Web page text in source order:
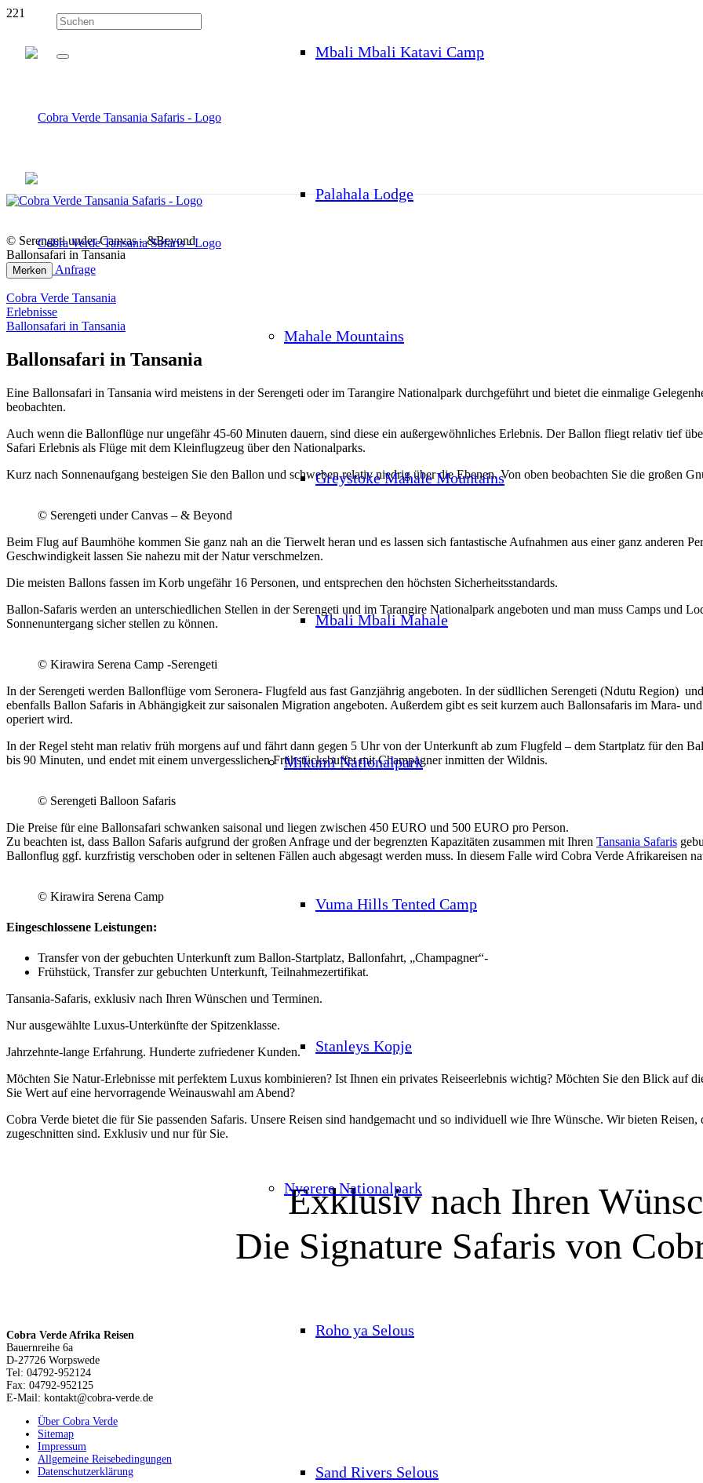
Mbali Mbali Katavi Camp
Palahala Lodge
Mahale Mountains
Greystoke Mahale Mountains
Mbali Mbali Mahale
Mikumi Nationalpark
Vuma Hills Tented Camp
Stanleys Kopje
Nyerere Nationalpark
Roho ya Selous
Sand Rivers Selous
© Serengeti under Canvas - &Beyond
Ballonsafari in Tansania
Merken Anfrage
Cobra Verde Tansania
Erlebnisse
Ballonsafari in Tansania
Ballonsafari in Tansania
Eine Ballonsafari in Tansania wird meistens in der Serengeti oder im Tarangire Nationalpark durchgeführt und bietet die einmalige
beobachten.
Auch wenn die Ballonflüge nur ungefähr 45-60 Minuten dauern, sind diese ein außergewöhnliches Erlebnis. Der Ballon fliegt relativ tief
Safari Erlebnis als Flüge mit dem Kleinflugzeug über den Nationalparks.
Kurz nach Sonnenaufgang besteigen Sie den Ballon und schweben relativ niedrig über die Ebenen. Von oben beobachten Sie die großen
© Serengeti under Canvas – & Beyond
Beim Flug auf Baumhöhe kommen Sie ganz nah an die Tierwelt heran und es lassen sich fantastische Aufnahmen aus einer ganz anderen
Geschwindigkeit lassen Sie nahezu mit der Natur verschmelzen.
Die meisten Ballons fassen im Korb ungefähr 16 Personen, und entsprechen den höchsten Sicherheitsstandards.
Ballon-Safaris werden an unterschiedlichen Stellen in der Serengeti und im Tarangire Nationalpark angeboten und man muss Camps und
Sonnenuntergang sicher stellen zu können.
© Kirawira Serena Camp -Serengeti
In der Serengeti werden Ballonflüge vom Seronera- Flugfeld aus fast Ganzjährig angeboten. In der südllichen Serengeti (Ndutu Region)
ebenfalls Ballon Safaris in Abhängigkeit zur saisonalen Migration angeboten. Außerdem gibt es seit kurzem auch Ballonsafaris im Mara-
operiert wird.
In der Regel steht man relativ früh morgens auf und fährt dann gegen 5 Uhr von der Unterkunft ab zum Flugfeld – dem Startplatz für den
bis 90 Minuten, und endet mit einem unvergesslichen Frühstücksbuffet mit Champagner inmitten der Wildnis.
© Serengeti Balloon Safaris
Die Preise für eine Ballonsafari schwanken saisonal und liegen zwischen 450 EURO und 500 EURO pro Person.
Zu beachten ist, dass Ballon Safaris aufgrund der großen Anfrage und der begrenzten Kapazitäten zusammen mit Ihren Tansania Safaris
Ballonflug ggf. kurzfristig verschoben oder in seltenen Fällen auch abgesagt werden muss. In diesem Falle wird Cobra Verde Afrikareisen
© Kirawira Serena Camp
Eingeschlossene Leistungen:
Transfer von der gebuchten Unterkunft zum Ballon-Startplatz, Ballonfahrt, „Champagner“-
Frühstück, Transfer zur gebuchten Unterkunft, Teilnahmezertifikat.
Tansania-Safaris, exklusiv nach Ihren Wünschen und Terminen.
Nur ausgewählte Luxus-Unterkünfte der Spitzenklasse.
Jahrzehnte-lange Erfahrung. Hunderte zufriedener Kunden.
Möchten Sie Natur-Erlebnisse mit perfektem Luxus kombinieren? Ist Ihnen ein privates Reiseerlebnis wichtig? Möchten Sie den Blick auf
Sie Wert auf eine hervorragende Weinauswahl am Abend?
Cobra Verde bietet die für Sie passenden Safaris. Unsere Reisen sind handgemacht und so individuell wie Ihre Wünsche. Wir bieten
zugeschnitten sind. Exklusiv und nur für Sie.
Exklusiv nach Ihren
Die Signature Safaris von
Cobra Verde Afrika Reisen
Bauernreihe 6a
D-27726 Worpswede
Tel: 04792-952124
Fax: 04792-952125
E-Mail: kontakt@cobra-verde.de
Über Cobra Verde
Sitemap
Impressum
Allgemeine Reisebedingungen
Datenschutzerklärung